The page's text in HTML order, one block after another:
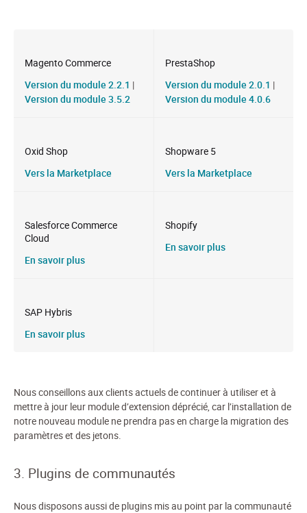
Magento Commerce
Version du module 2.2.1 |
Version du module 3.5.2
PrestaShop
Version du module 2.0.1 |
Version du module 4.0.6
Oxid Shop
Vers la Marketplace
Shopware 5
Vers la Marketplace
Salesforce Commerce
Cloud
En savoir plus
Shopify
En savoir plus
SAP Hybris
En savoir plus
Nous conseillons auxclients actuelsde continuer à utiliser et à
mettre à jour leur module d’extension déprécié, car l’installation de
notre nouveau module ne prendra pas en charge la migration des
paramètres et des jetons.
3. Plugins de communautés
Nous disposons aussi de plugins mis au point par la communauté